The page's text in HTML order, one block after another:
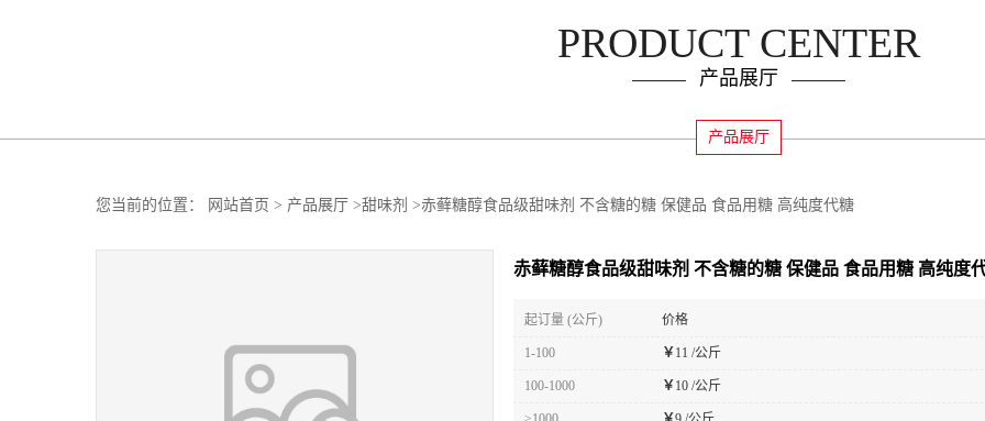
PRODUCT CENTER
产品展厅
产品展厅
您当前的位置： 网站首页 > 产品展厅 >甜味剂 >赤藓糖醇食品级甜味剂 不含糖的糖 保健品 食品用糖 高纯度代糖
赤藓糖醇食品级甜味剂 不含糖的糖 保健品 食品用糖 高纯度
起订量 (公斤) 价格
1-100 ￥ 11 /公斤
100-1000 ￥ 10 /公斤